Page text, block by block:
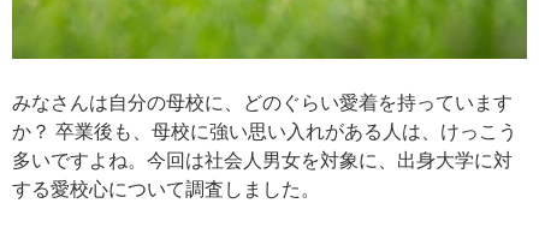
みなさんは自分の母校に、どのぐらい愛着を持っています
か？ 卒業後も、母校に強い思い入れがある人は、けっこう
多いですよね。今回は社会人男女を対象に、出身大学に対
する愛校心について調査しました。